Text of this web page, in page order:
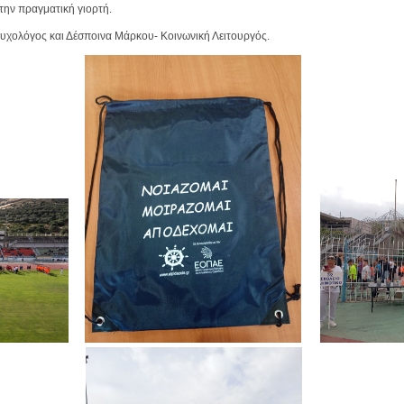
πραγματική γιορτή.
και Δέσποινα Μάρκου- Κοινωνική Λειτουργός.